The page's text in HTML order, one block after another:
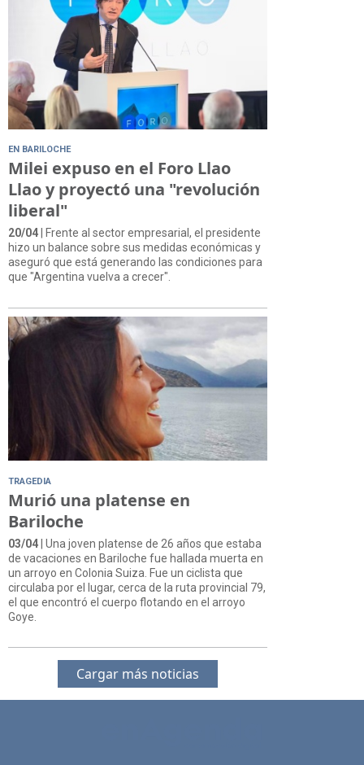
EN BARILOCHE
Milei expuso en el Foro Llao
Llao y proyectó una "revolución
liberal"
20/04 | Frente al sector empresarial, el presidente
hizo un balance sobre sus medidas económicas y
aseguró que está generando las condiciones para
que "Argentina vuelva a crecer".
TRAGEDIA
Murió una platense en
Bariloche
03/04 | Una joven platense de 26 años que estaba
de vacaciones en Bariloche fue hallada muerta en
un arroyo en Colonia Suiza. Fue un ciclista que
circulaba por el lugar, cerca de la ruta provincial 79,
el que encontró el cuerpo flotando en el arroyo
Goye.
Cargar más noticias